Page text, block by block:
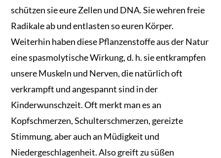
schützen sie eure Zellen und DNA. Sie wehren freie
Radikale ab und entlasten so euren Körper.
Weiterhin haben diese Pflanzenstoffe aus der Natur
eine spasmolytische Wirkung, d. h. sie entkrampfen
unsere Muskeln und Nerven, die natürlich oft
verkrampft und angespannt sind in der
Kinderwunschzeit. Oft merkt man es an
Kopfschmerzen, Schulterschmerzen, gereizte
Stimmung, aber auch an Müdigkeit und
Niedergeschlagenheit. Also greift zu süßen